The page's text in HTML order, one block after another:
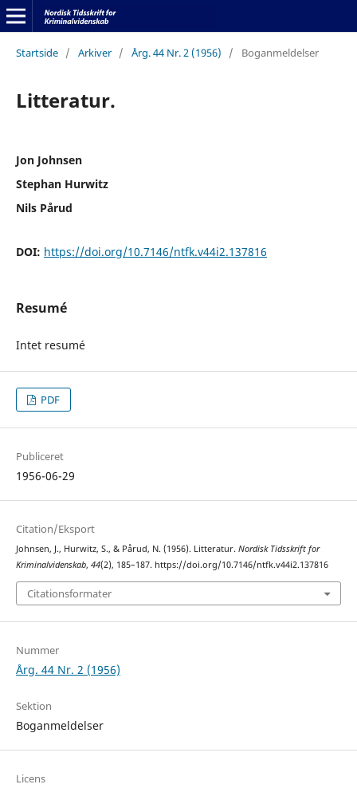
Startside / Arkiver / Årg. 44 Nr. 2 (1956) / Boganmeldelser
Litteratur.
Jon Johnsen
Stephan Hurwitz
Nils Pårud
DOI: https://doi.org/10.7146/ntfk.v44i2.137816
Resumé
Intet resumé
PDF
Publiceret
1956-06-29
Citation/Eksport
Johnsen, J., Hurwitz, S., & Pårud, N. (1956). Litteratur. Nordisk Tidsskrift for
Kriminalvidenskab, 44(2), 185–187. https://doi.org/10.7146/ntfk.v44i2.137816
Citationsformater
Nummer
Årg. 44 Nr. 2 (1956)
Sektion
Boganmeldelser
Licens